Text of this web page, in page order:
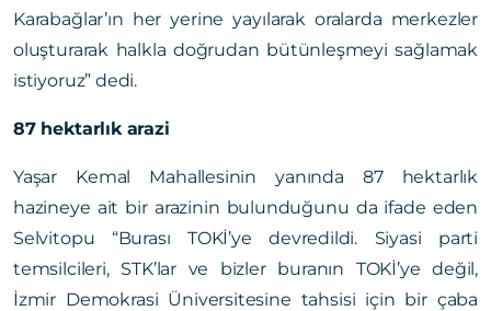
Karabağlar’ın her yerine yayılarak oralarda merkezler
oluşturarak halkla doğrudan bütünleşmeyi sağlamak
istiyoruz” dedi.
87 hektarlık arazi
Yaşar Kemal Mahallesinin yanında 87 hektarlık
hazineye ait bir arazinin bulunduğunu da ifade eden
Selvitopu “Burası TOKİ’ye devredildi. Siyasi parti
temsilcileri, STK’lar ve bizler buranın TOKİ’ye değil,
İzmir Demokrasi Üniversitesine tahsisi için bir çaba